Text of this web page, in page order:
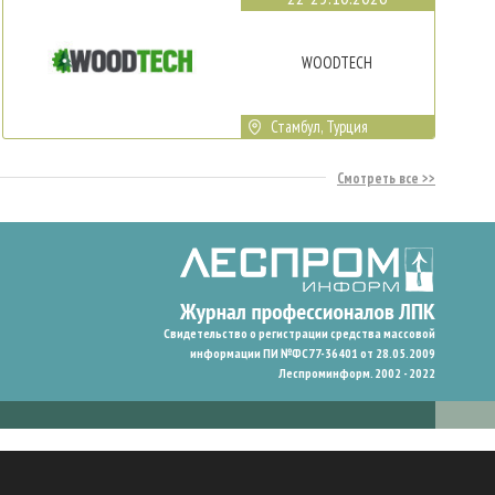
WOODTECH
Стамбул, Турция
Смотреть все
Свидетельство о регистрации средства массовой
информации ПИ №ФС77-36401 от 28.05.2009
Леспроминформ. 2002 - 2022